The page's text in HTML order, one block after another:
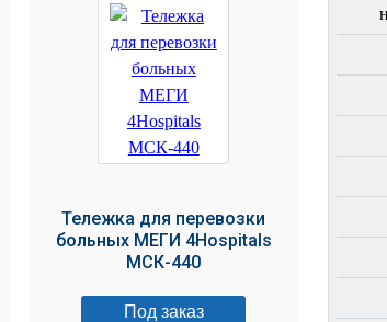
Тележка для перевозки
больных МЕГИ 4Hospitals
МСК-440
Под заказ